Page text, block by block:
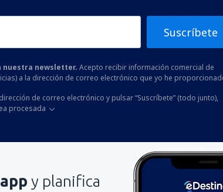
Suscríbete
nuestra newsletter. Acepto recibir información comercial de
a la dirección de correo electrónico que yo he
de correo electrónico y pulsar “Suscríbete” (todo junto),
procesada
y planifica